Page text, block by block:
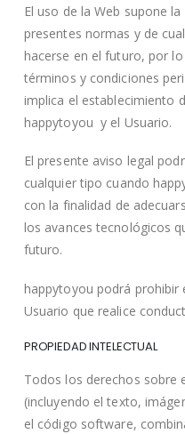
El uso de la Web supone
presentes normas y de
hacerse en el futuro, por
términos y condiciones
implica el establecimiento
happytoyou y el Usuario.
El presente aviso legal
cualquier tipo cuando
con la finalidad de
los avances tecnológicos
futuro.
happytoyou podrá prohibir
Usuario que realice
PROPIEDAD INTELECTUAL
Todos los derechos sobre
(incluyendo el texto,
el código software,